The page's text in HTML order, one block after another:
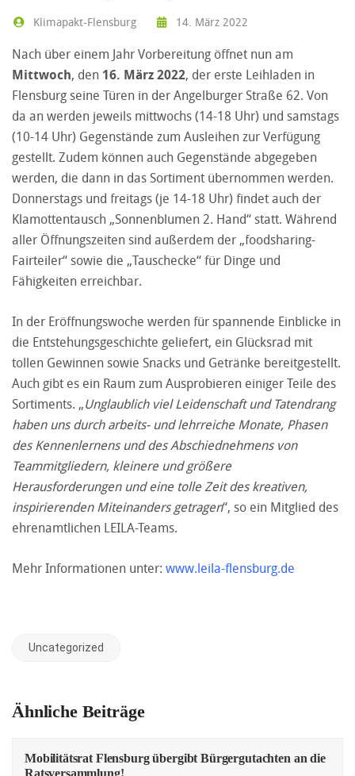
Klimapakt-Flensburg 14. März 2022
Nach über einem Jahr Vorbereitung öffnet nun am
Mittwoch, den 16. März 2022, der erste Leihladen in
Flensburg seine Türen in der Angelburger Straße 62. Von
da an werden jeweils mittwochs (14-18 Uhr) und samstags
(10-14 Uhr) Gegenstände zum Ausleihen zur Verfügung
gestellt. Zudem können auch Gegenstände abgegeben
werden, die dann in das Sortiment übernommen werden.
Donnerstags und freitags (je 14-18 Uhr) findet auch der
Klamottentausch „Sonnenblumen 2. Hand“ statt. Während
aller Öffnungszeiten sind außerdem der „foodsharing-
Fairteiler“ sowie die „Tauschecke“ für Dinge und
Fähigkeiten erreichbar.
In der Eröffnungswoche werden für spannende Einblicke in
die Entstehungsgeschichte geliefert, ein Glücksrad mit
tollen Gewinnen sowie Snacks und Getränke bereitgestellt.
Auch gibt es ein Raum zum Ausprobieren einiger Teile des
Sortiments. „Unglaublich viel Leidenschaft und Tatendrang
haben uns durch arbeits- und lehrreiche Monate, Phasen
des Kennenlernens und des Abschiednehmens von
Teammitgliedern, kleinere und größere
Herausforderungen und eine tolle Zeit des kreativen,
inspirierenden Miteinanders getragen“, so ein Mitglied des
ehrenamtlichen LEILA-Teams.
Mehr Informationen unter: www.leila-flensburg.de
Uncategorized
Ähnliche Beiträge
Mobilitätsrat Flensburg übergibt Bürgergutachten an die
Ratsversammlung!